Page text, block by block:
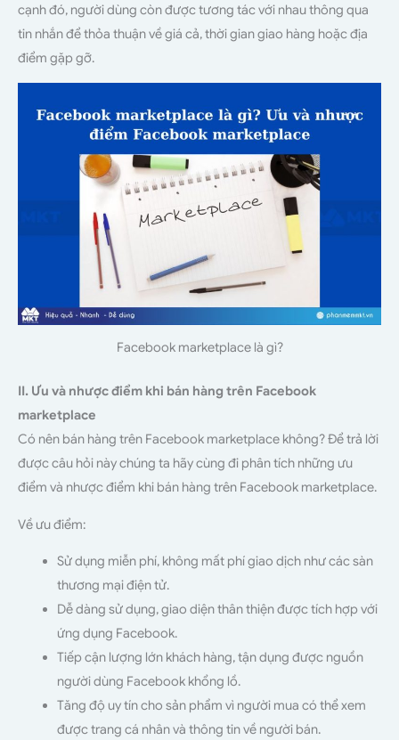
cạnh đó, người dùng còn được tương tác với nhau thông qua
tin nhắn để thỏa thuận về giá cả, thời gian giao hàng hoặc địa
điểm gặp gỡ.
Facebook marketplace là gì?
II. Ưu và nhược điểm khi bán hàng trên Facebook
marketplace
Có nên bán hàng trên Facebook marketplace không? Để trả lời
được câu hỏi này chúng ta hãy cùng đi phân tích những ưu
điểm và nhược điểm khi bán hàng trên Facebook marketplace.
Về ưu điểm:
Sử dụng miễn phí, không mất phí giao dịch như các sàn
thương mại điện tử.
Dễ dàng sử dụng, giao diện thân thiện được tích hợp với
ứng dụng Facebook.
Tiếp cận lượng lớn khách hàng, tận dụng được nguồn
người dùng Facebook khổng lồ.
Tăng độ uy tín cho sản phẩm vì người mua có thể xem
được trang cá nhân và thông tin về người bán.